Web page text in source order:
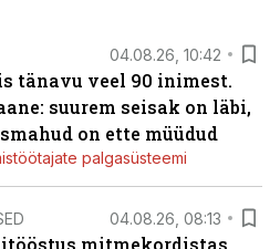
04.08.26, 10:42
tänavu veel 90 inimest.
suurem seisak on läbi,
on ette müüdud
palgasüsteemi
04.08.26, 08:13
mitmekordistas